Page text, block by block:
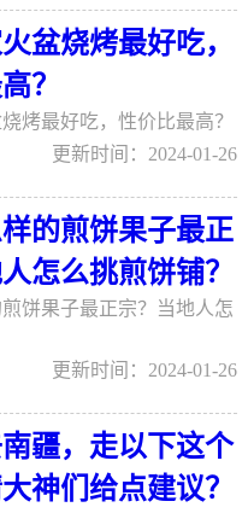
盆烧烤最好吃，
？
烤最好吃，性价比最高？
更新时间：2024-01-26
的煎饼果子最正
怎么挑煎饼铺？
饼果子最正宗？当地人怎
更新时间：2024-01-26
疆，走以下这个
神们给点建议？